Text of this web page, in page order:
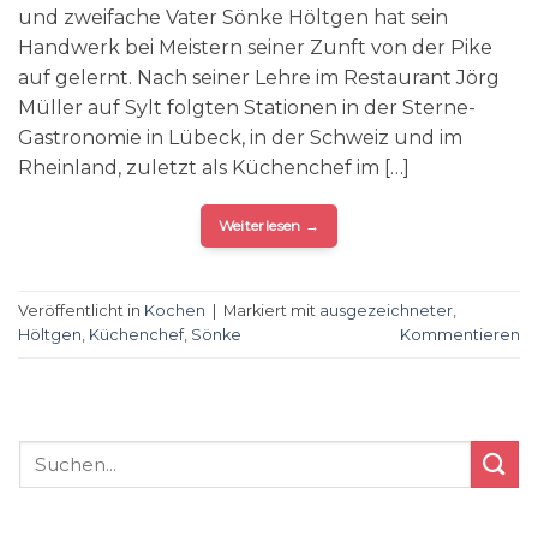
und zweifache Vater Sönke Höltgen hat sein
Handwerk bei Meistern seiner Zunft von der Pike
auf gelernt. Nach seiner Lehre im Restaurant Jörg
Müller auf Sylt folgten Stationen in der Sterne-
Gastronomie in Lübeck, in der Schweiz und im
Rheinland, zuletzt als Küchenchef im […]
Weiterlesen →
Veröffentlicht in Kochen Markiert mit ausgezeichneter
Höltgen Küchenchef, Sönke Kommentieren